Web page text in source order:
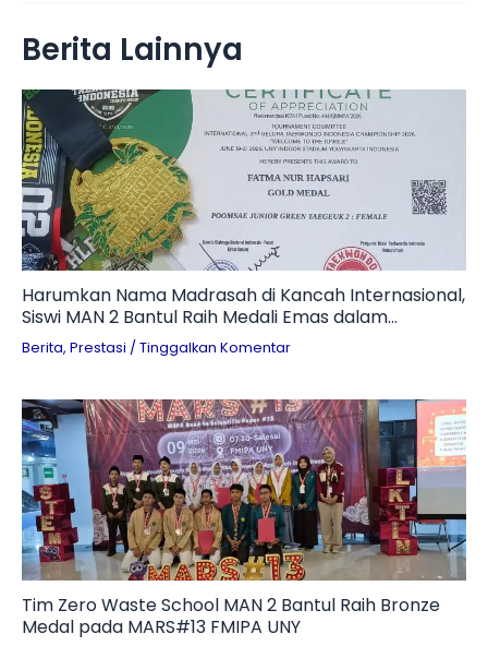
Berita Lainnya
Harumkan Nama Madrasah di Kancah Internasional,
Siswi MAN 2 Bantul Raih Medali Emas dalam
Kejuaraan Taekwondo 2026
Berita, Prestasi / Tinggalkan Komentar
Tim Zero Waste School MAN 2 Bantul Raih Bronze
Medal pada MARS#13 FMIPA UNY